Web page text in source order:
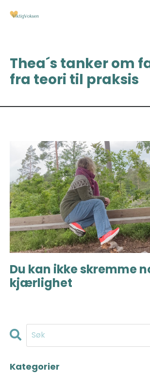
Thea´s tanker om
fra teori til praksis
Du kan ikke skremme
kjærlighet
Kategorier